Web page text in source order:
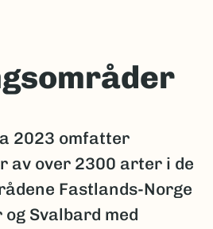
2023 omfatter
av over 2300 arter i de
Fastlands-Norge
Svalbard med